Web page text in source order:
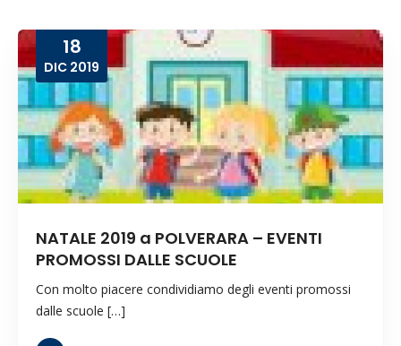
18
DIC 2019
NATALE 2019 a POLVERARA – EVENTI
PROMOSSI DALLE SCUOLE
Con molto piacere condividiamo degli eventi promossi
dalle scuole […]